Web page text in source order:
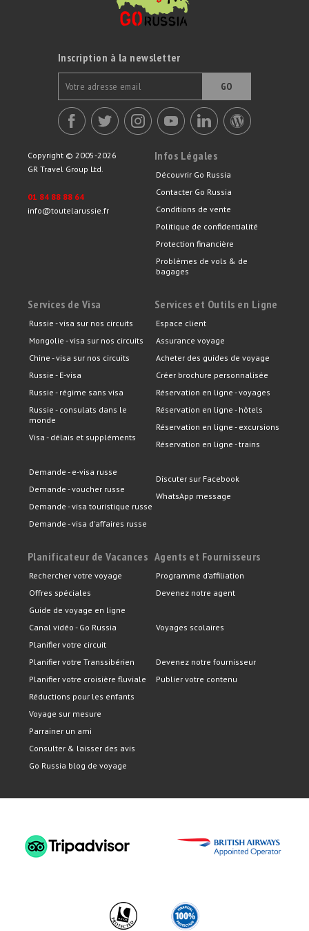
Inscription à la newsletter
GO
Copyright © 2005-2026
GR Travel Group Ltd.
01 84 88 88 64
info@toutelarussie.fr
Infos Légales
Découvrir Go Russia
Contacter Go Russia
Conditions de vente
Politique de confidentialité
Protection financière
Problèmes de vols & de
bagages
Services de Visa
Russie - visa sur nos circuits
Mongolie - visa sur nos circuits
Chine - visa sur nos circuits
Russie - E-visa
Russie - régime sans visa
Russie - consulats dans le
monde
Visa - délais et suppléments
Demande - e-visa russe
Demande - voucher russe
Demande - visa touristique russe
Demande - visa d'affaires russe
Services et Outils en Ligne
Espace client
Assurance voyage
Acheter des guides de voyage
Créer brochure personnalisée
Réservation en ligne - voyages
Réservation en ligne - hôtels
Réservation en ligne - excursions
Réservation en ligne - trains
Discuter sur Facebook
WhatsApp message
Planificateur de Vacances
Rechercher votre voyage
Offres spéciales
Guide de voyage en ligne
Canal vidéo - Go Russia
Planifier votre circuit
Planifier votre Transsibérien
Planifier votre croisière fluviale
Réductions pour les enfants
Voyage sur mesure
Parrainer un ami
Consulter & laisser des avis
Go Russia blog de voyage
Agents et Fournisseurs
Programme d’affiliation
Devenez notre agent
Voyages scolaires
Devenez notre fournisseur
Publier votre contenu